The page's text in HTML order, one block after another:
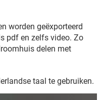
worden geëxporteerd
pdf en zelfs video. Zo
delen met
taal te gebruiken.